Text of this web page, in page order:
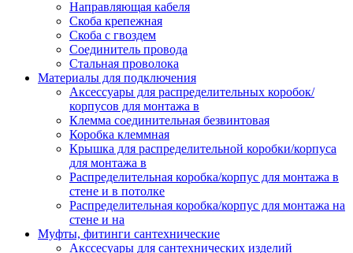
Направляющая кабеля
Скоба крепежная
Скоба с гвоздем
Соединитель провода
Стальная проволока
Материалы для подключения
Аксессуары для распределительных коробок/
корпусов для монтажа в
Клемма соединительная безвинтовая
Коробка клеммная
Крышка для распределительной коробки/корпуса
для монтажа в
Распределительная коробка/корпус для монтажа в
стене и в потолке
Распределительная коробка/корпус для монтажа на
стене и на
Муфты, фитинги сантехнические
Акссесуары для сантехнических изделий